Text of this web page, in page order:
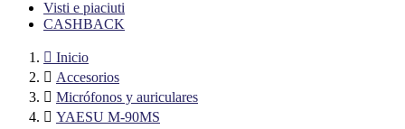
Visti e piaciuti
CASHBACK
 Inicio
 Accesorios
 Micrófonos y auriculares
 YAESU M-90MS